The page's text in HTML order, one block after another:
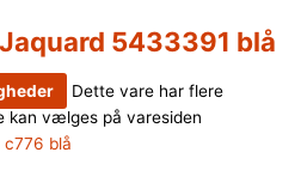
5433391 blå
Dette vare har flere
kan vælges på varesiden